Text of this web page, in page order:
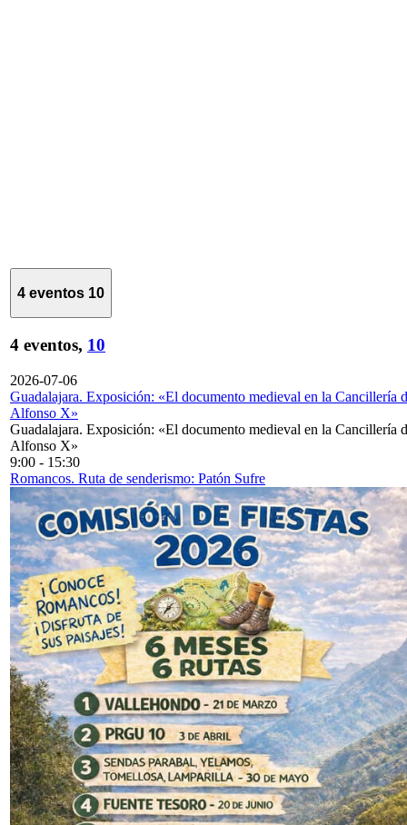
4 eventos 10
4 eventos, 10
2026-07-06
Guadalajara. Exposición: «El documento medieval en la Cancillería
Alfonso X»
Guadalajara. Exposición: «El documento medieval en la Cancillería
Alfonso X»
9:00 - 15:30
Romancos. Ruta de senderismo: Patón Sufre